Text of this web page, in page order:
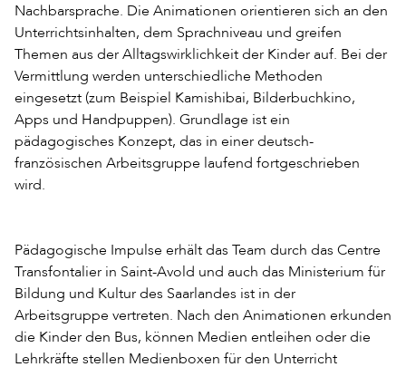
Nachbarsprache. Die Animationen orientieren sich an den
Unterrichtsinhalten, dem Sprachniveau und greifen
Themen aus der Alltagswirklichkeit der Kinder auf. Bei der
Vermittlung werden unterschiedliche Methoden
eingesetzt (zum Beispiel Kamishibai, Bilderbuchkino,
Apps und Handpuppen). Grundlage ist ein
pädagogisches Konzept, das in einer deutsch-
französischen Arbeitsgruppe laufend fortgeschrieben
wird.
Pädagogische Impulse erhält das Team durch das Centre
Transfontalier in Saint-Avold und auch das Ministerium für
Bildung und Kultur des Saarlandes ist in der
Arbeitsgruppe vertreten. Nach den Animationen erkunden
die Kinder den Bus, können Medien entleihen oder die
Lehrkräfte stellen Medienboxen für den Unterricht